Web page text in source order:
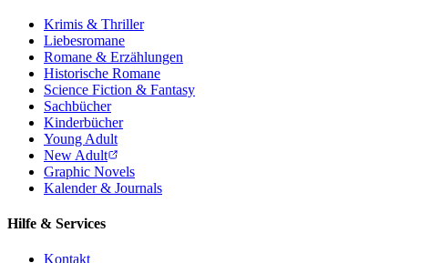
Krimis & Thriller
Liebesromane
Romane & Erzählungen
Historische Romane
Science Fiction & Fantasy
Sachbücher
Kinderbücher
Young Adult
New Adult
Graphic Novels
Kalender & Journals
Hilfe & Services
Kontakt